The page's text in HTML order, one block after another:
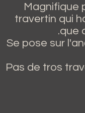
Magnifique
travertin qui
que
Se pose sur
Pas de tros